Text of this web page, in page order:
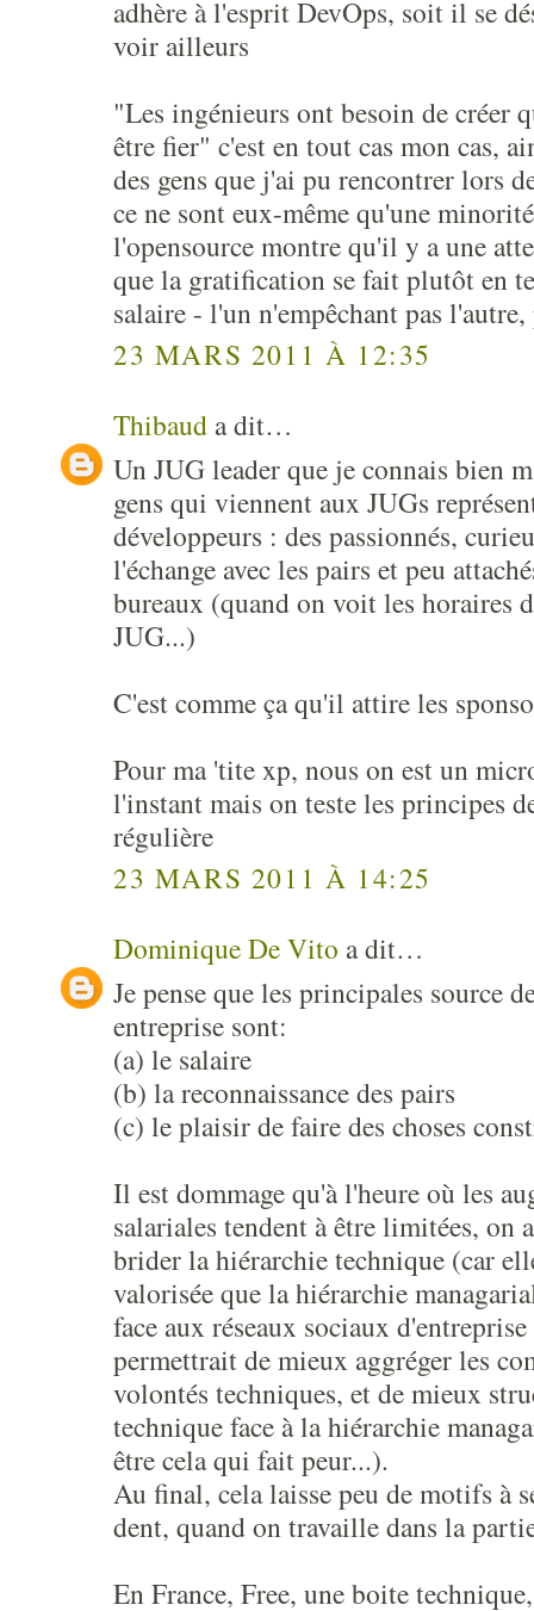
adhère à l'esprit DevOps, soit il se
voir ailleurs
"Les ingénieurs ont besoin de créer
être fier" c'est en tout cas mon cas,
des gens que j'ai pu rencontrer lors
ce ne sont eux-même qu'une
l'opensource montre qu'il y a une
que la gratification se fait plutôt en
salaire - l'un n'empêchant pas
23 MARS 2011 À 12:35
Thibaud a dit…
Un JUG leader que je connais bien
gens qui viennent aux JUGs
développeurs : des passionnés,
l'échange avec les pairs et peu
bureaux (quand on voit les horaires
JUG...)
C'est comme ça qu'il attire les
Pour ma 'tite xp, nous on est un
l'instant mais on teste les principes
régulière
23 MARS 2011 À 14:25
Dominique De Vito a dit…
Je pense que les principales source
entreprise sont:
(a) le salaire
(b) la reconnaissance des pairs
(c) le plaisir de faire des choses
Il est dommage qu'à l'heure où les
salariales tendent à être limitées, on
brider la hiérarchie technique (car
valorisée que la hiérarchie
face aux réseaux sociaux
permettrait de mieux aggréger les
volontés techniques, et de mieux
technique face à la hiérarchie
être cela qui fait peur...).
Au final, cela laisse peu de motifs à
dent, quand on travaille dans la
En France, Free, une boite